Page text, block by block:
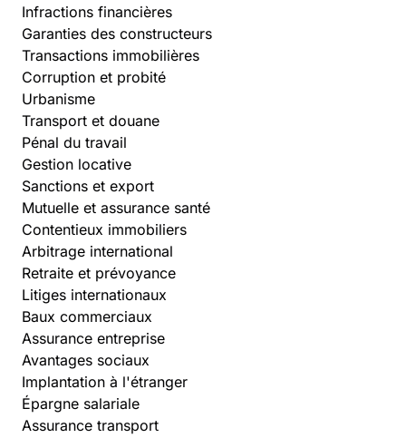
Infractions financières
Garanties des constructeurs
Transactions immobilières
Corruption et probité
Urbanisme
Transport et douane
Pénal du travail
Gestion locative
Sanctions et export
Mutuelle et assurance santé
Contentieux immobiliers
Arbitrage international
Retraite et prévoyance
Litiges internationaux
Baux commerciaux
Assurance entreprise
Avantages sociaux
Implantation à l'étranger
Épargne salariale
Assurance transport